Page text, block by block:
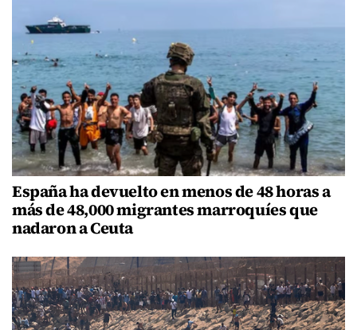
España ha devuelto en menos de 48 horas a
más de 48,000 migrantes marroquíes que
nadaron a Ceuta